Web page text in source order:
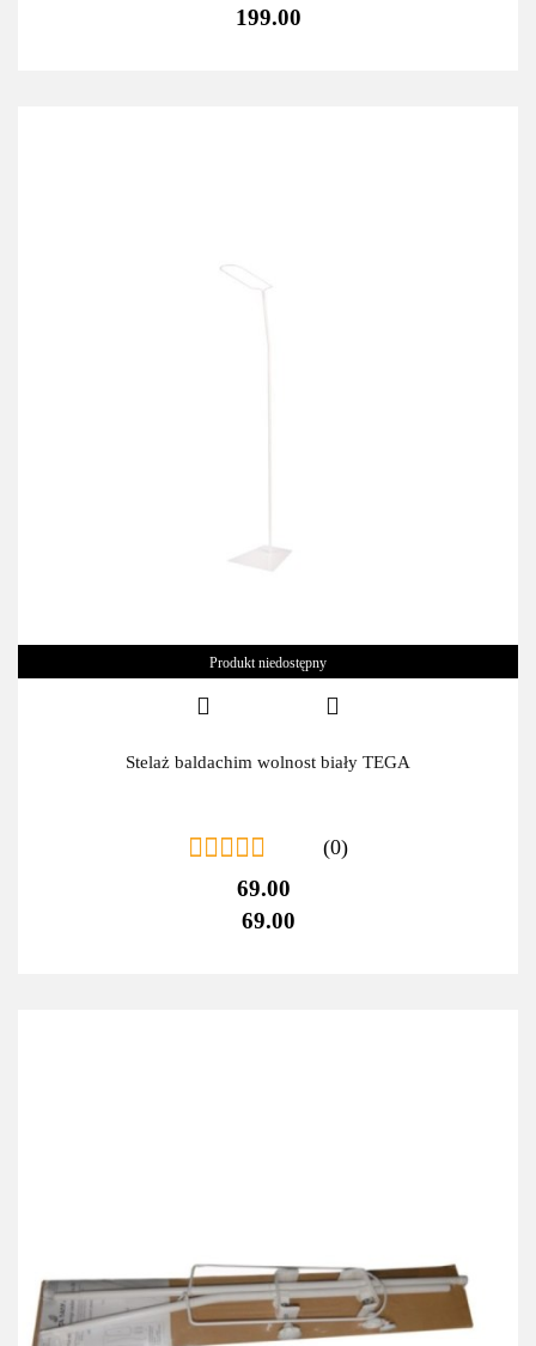
199.00
Produkt niedostępny
Stelaż baldachim wolnost biały TEGA
(0)
69.00
69.00